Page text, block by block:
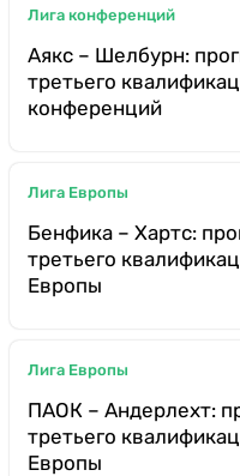
Лига конференций
Аякс – Шелбурн:
третьего
конференций
Лига Европы
Бенфика – Хартс:
третьего
Европы
Лига Европы
ПАОК – Андерлехт:
третьего
Европы